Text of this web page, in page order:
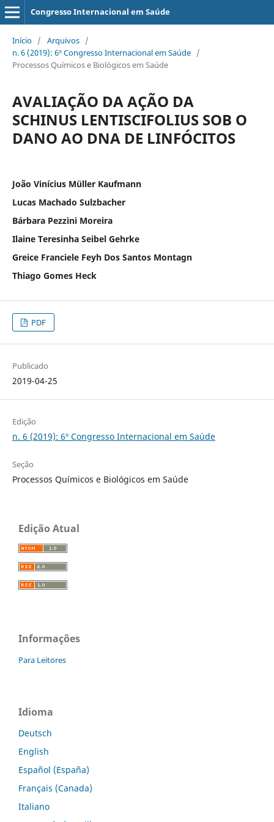
Congresso Internacional em Saúde
Início / Arquivos /
n. 6 (2019): 6º Congresso Internacional em Saúde /
Processos Químicos e Biológicos em Saúde
AVALIAÇÃO DA AÇÃO DA
SCHINUS LENTISCIFOLIUS SOB O
DANO AO DNA DE LINFÓCITOS
João Vinícius Müller Kaufmann
Lucas Machado Sulzbacher
Bárbara Pezzini Moreira
Ilaine Teresinha Seibel Gehrke
Greice Franciele Feyh Dos Santos Montagn
Thiago Gomes Heck
PDF
Publicado
2019-04-25
Edição
n. 6 (2019): 6º Congresso Internacional em Saúde
Seção
Processos Químicos e Biológicos em Saúde
Edição Atual
Informações
Para Leitores
Idioma
Deutsch
English
Español (España)
Français (Canada)
Italiano